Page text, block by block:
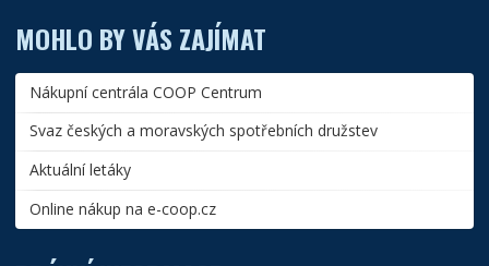
MOHLO BY VÁS ZAJÍMAT
Nákupní centrála COOP Centrum
Svaz českých a moravských spotřebních družstev
Aktuální letáky
Online nákup na e-coop.cz